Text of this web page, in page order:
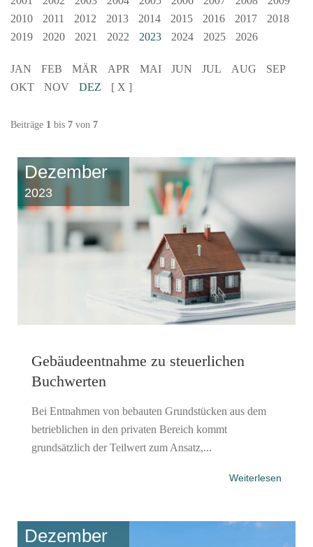
2010
2011 2012 2013 2014 2015 2016 2017
2018
2019
2020 2021 2022 2023 2024 2025 2026
JAN FEB MÄR APR MAI JUN JUL AUG
SEP
OKT
NOV DEZ [ X ]
Beiträge 1 bis 7 von 7
Dezember
2023
Gebäudeentnahme zu steuerlichen
Buchwerten
Bei Entnahmen von bebauten Grundstücken aus dem
betrieblichen in den privaten Bereich kommt
grundsätzlich der Teilwert zum Ansatz,...
Weiterlesen
Dezember